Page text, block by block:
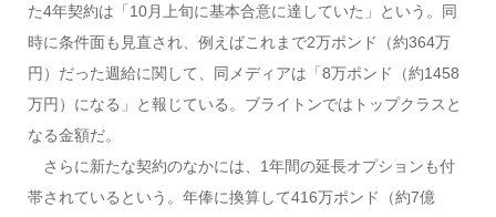
た4年契約は「10月上旬に基本合意に達していた」という。同
時に条件面も見直され、例えばこれまで2万ポンド（約364万
円）だった週給に関して、同メディアは「8万ポンド（約1458
万円）になる」と報じている。ブライトンではトップクラスと
なる金額だ。
さらに新たな契約のなかには、1年間の延長オプションも付
帯されているという。年俸に換算して416万ポンド（約7億